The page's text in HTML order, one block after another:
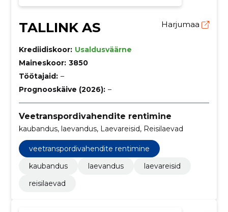
TALLINK AS Harjumaa
Krediidiskoor: Usaldusväärne
Maineskoor: 3850
Töötajaid: –
Prognooskäive (2026): –
Veetranspordivahendite rentimine
kaubandus, laevandus, Laevareisid, Reisilaevad
veetranspordivahendite rentimine
kaubandus
laevandus
laevareisid
reisilaevad